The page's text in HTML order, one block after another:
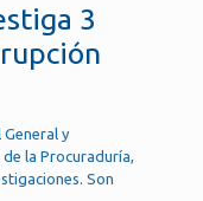
3
y
la Procuraduría,
Son